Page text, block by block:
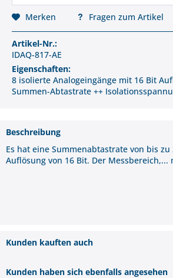
Merken Fragen zum Artikel
Artikel-Nr.:
IDAQ-817-AE
Eigenschaften:
8 isolierte Analogeingänge mit 16 Bit
Summen-Abtastrate ++
Beschreibung
Es hat eine Summenabtastrate von bis
Auflösung von 16 Bit. Der Messbereich,...
Kunden kauften auch
Kunden haben sich ebenfalls angesehen